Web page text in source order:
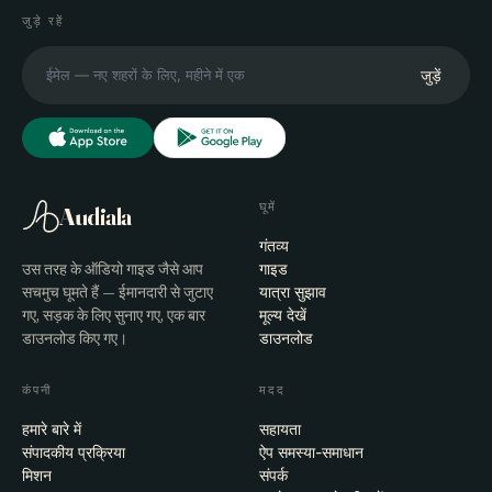
जुड़े रहें
जुड़ें
Audiala
उस तरह के ऑडियो गाइड जैसे आप
सचमुच घूमते हैं — ईमानदारी से जुटाए
गए, सड़क के लिए सुनाए गए, एक बार
डाउनलोड किए गए।
घूमें
गंतव्य
गाइड
यात्रा सुझाव
मूल्य देखें
डाउनलोड
कंपनी
हमारे बारे में
संपादकीय प्रक्रिया
मिशन
मदद
सहायता
ऐप समस्या-समाधान
संपर्क